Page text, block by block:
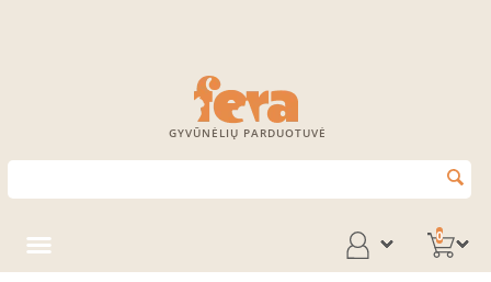
GYVŪNĖLIŲ PARDUOTUVĖ
0